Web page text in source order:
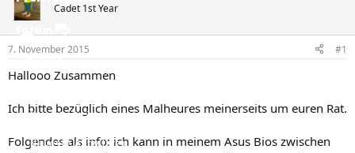
Forum
Aktuelles
Neue Beiträge
Neueste Aktivitäten
e
l
e
r
e
t
a
Cadet 1st Year
7. November 2015 #1
Hallooo Zusammen
Ich bitte bezüglich eines Malheures meinerseits um euren Rat.
Folgendes als info: ich kann in meinem Asus Bios zwischen